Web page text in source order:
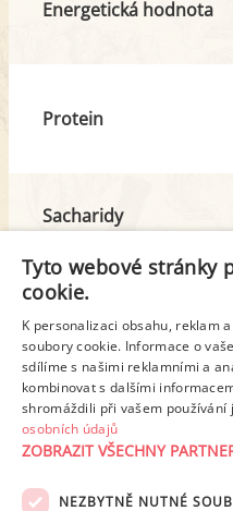
Energetická hodnota
Protein
Sacharidy
z toho cukr
Tuk
z toho nas. mastné
Tyto webové stránky
cookie.
K personalizaci obsahu, reklam
soubory cookie. Informace o
sdílíme s našimi reklamními a
kombinovat s dalšími
shromáždili při vašem
osobních údajů
ZOBRAZIT VŠECHNY
NEZBYTNĚ NUTNÉ